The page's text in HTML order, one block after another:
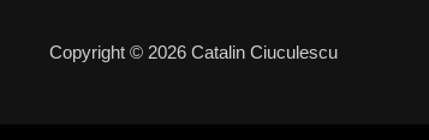
Copyright © 2026 Catalin Ciuculescu